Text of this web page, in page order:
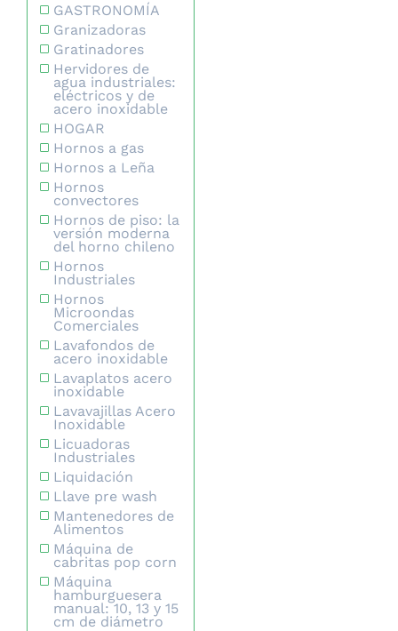
GASTRONOMÍA
Granizadoras
Gratinadores
Hervidores de
agua industriales:
eléctricos y de
acero inoxidable
HOGAR
Hornos a gas
Hornos a Leña
Hornos
convectores
Hornos de piso: la
versión moderna
del horno chileno
Hornos
Industriales
Hornos
Microondas
Comerciales
Lavafondos de
acero inoxidable
Lavaplatos acero
inoxidable
Lavavajillas Acero
Inoxidable
Licuadoras
Industriales
Liquidación
Llave pre wash
Mantenedores de
Alimentos
Máquina de
cabritas pop corn
Máquina
hamburguesera
manual: 10, 13 y 15
cm de diámetro